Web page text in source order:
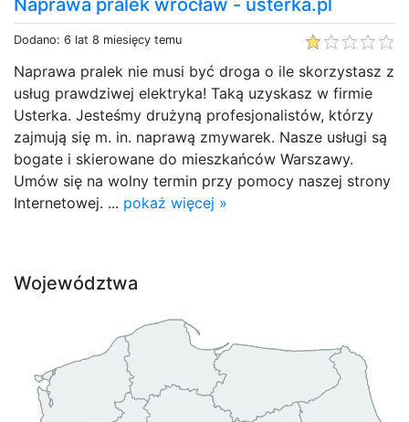
Dodano: 6 lat 8 miesięcy temu
Naprawa pralek nie musi być droga o ile skorzystasz z
usług prawdziwej elektryka! Taką uzyskasz w firmie
Usterka. Jesteśmy drużyną profesjonalistów, którzy
zajmują się m. in. naprawą zmywarek. Nasze usługi są
bogate i skierowane do mieszkańców Warszawy.
Umów się na wolny termin przy pomocy naszej strony
Internetowej. ... pokaż więcej »
Województwa